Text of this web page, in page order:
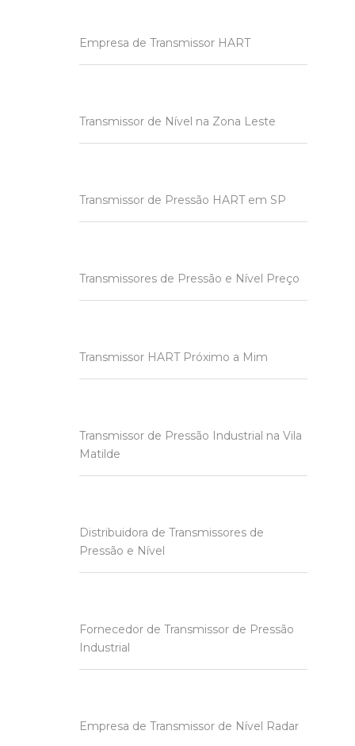
Empresa de Transmissor HART
Transmissor de Nível na Zona Leste
Transmissor de Pressão HART em SP
Transmissores de Pressão e Nível Preço
Transmissor HART Próximo a Mim
Transmissor de Pressão Industrial na Vila
Matilde
Distribuidora de Transmissores de
Pressão e Nível
Fornecedor de Transmissor de Pressão
Industrial
Empresa de Transmissor de Nível Radar